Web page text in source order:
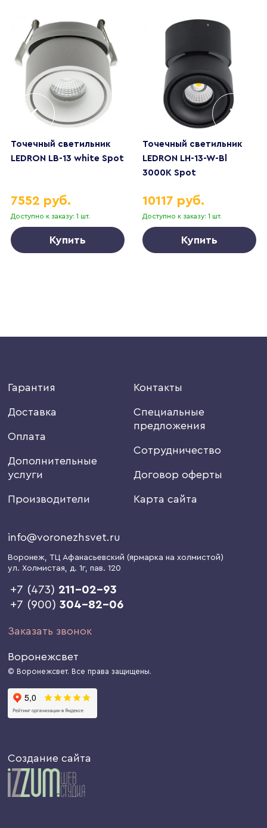
Точечный светильник
LEDRON LB-13 white Spot
Доступно к заказу: 1 шт.
7552 руб.
Купить
Точечный светильник
LEDRON LH-13-W-Bl
3000K Spot
Доступно к заказу: 1 шт.
10117 руб.
Купить
Гарантия
Доставка
Оплата
Дополнительные
услуги
Производители
Контакты
Специальные
предложения
Сотрудничество
Договор оферты
Карта сайта
info@voronezhsvet.ru
Воронеж, ТЦ Афанасьевский (ярмарка на холмистой)
ул. Холмистая, д. 1г, пав. 120
+7 (473) 211-02-93
+7 (900)304-82-06
Заказать звонок
Воронежсвет
© Воронежсвет. Все права защищены.
Создание сайта